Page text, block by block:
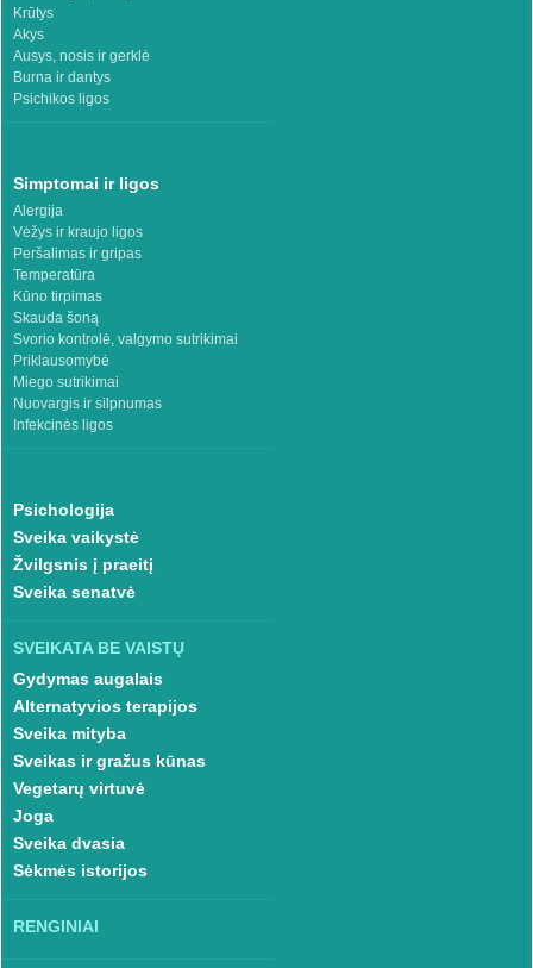
Krūtys
Akys
Ausys, nosis ir gerklė
Burna ir dantys
Psichikos ligos
Simptomai ir ligos
Alergija
Vėžys ir kraujo ligos
Peršalimas ir gripas
Temperatūra
Kūno tirpimas
Skauda šoną
Svorio kontrolė, valgymo sutrikimai
Priklausomybė
Miego sutrikimai
Nuovargis ir silpnumas
Infekcinės ligos
Psichologija
Sveika vaikystė
Žvilgsnis į praeitį
Sveika senatvė
SVEIKATA BE VAISTŲ
Gydymas augalais
Alternatyvios terapijos
Sveika mityba
Sveikas ir gražus kūnas
Vegetarų virtuvė
Joga
Sveika dvasia
Sėkmės istorijos
RENGINIAI